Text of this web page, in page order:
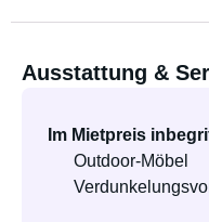
Ausstattung &
Im Mietpreis
Outdoor-Möbel